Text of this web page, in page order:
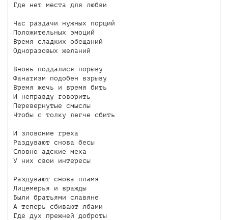
Где нет места для любви
Час раздачи нужных порций
Положительных эмоций
Время сладких обещаний
Одноразовых желаний
Вновь поддалися порыву
Фанатизм подобен взрыву
Время жечь и время бить
И неправду говорить
Перевернутые смыслы
Чтобы с толку легче сбить
И зловоние греха
Раздувают снова бесы
Словно адские меха
У них свои интересы
Раздувают снова пламя
Лицемерья и вражды
Были братьями славяне
А теперь сбивают лбами
Где дух прежней доброты